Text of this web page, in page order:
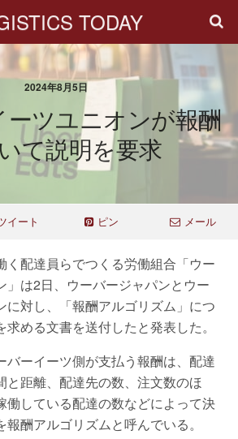
TODAY
2024年8月5日
ーツユニオンが報酬
て説明を要求
イート ピン メール
く配達員らでつくる労働組合「ウー
」は2日、ウーバージャパンとウー
に対し、「報酬アルゴリズム」につ
める文書を送付したと発表した。
バーイーツ側が支払う報酬は、配達
と距離、配達先の数、注文数のほ
働している配達の数などによって決
酬アルゴリズムと呼んでいる。